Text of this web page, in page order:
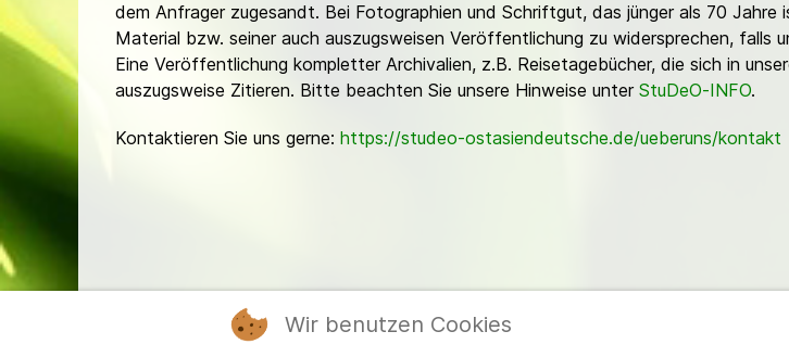
dem Anfrager zugesandt. Bei Fotographien und Schriftgut, das jünger als 70
Material bzw. seiner auch auszugsweisen Veröffentlichung zu widersprechen, falls
Eine Veröffentlichung kompletter Archivalien, z.B. Reisetagebücher, die sich in
auszugsweise Zitieren. Bitte beachten Sie unsere Hinweise unter StuDeO-INFO.
Kontaktieren Sie uns gerne: https://studeo-ostasiendeutsche.de/ueberuns/kontakt
Mitglieder
Wir benutzen Cookies